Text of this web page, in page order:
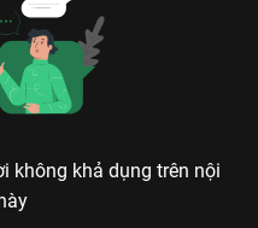
không khả dụng trên nội